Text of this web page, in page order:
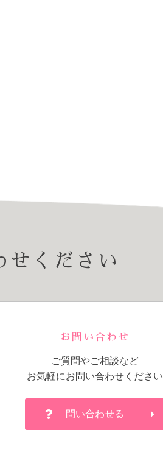
ください
お問い合わせ
ご質問やご相談など
お気軽にお問い合わせください
問い合わせる